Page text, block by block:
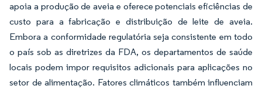
apoia a produção de aveia e oferece potenciais eficiências de
custo para a fabricação e distribuição de leite de aveia.
Embora a conformidade regulatória seja consistente em todo
o país sob as diretrizes da FDA, os departamentos de saúde
locais podem impor requisitos adicionais para aplicações no
setor de alimentação. Fatores climáticos também influenciam